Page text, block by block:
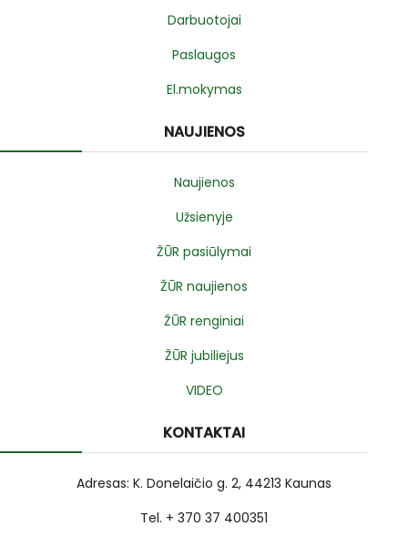
Darbuotojai
Paslaugos
El.mokymas
NAUJIENOS
Naujienos
Užsienyje
ŽŪR pasiūlymai
ŽŪR naujienos
ŽŪR renginiai
ŽŪR jubiliejus
VIDEO
KONTAKTAI
Adresas: K. Donelaičio g. 2, 44213 Kaunas
Tel. + 370 37 400351